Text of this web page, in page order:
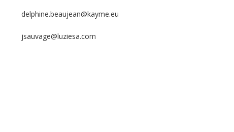
delphine.beaujean@kayme.eu
jsauvage@luziesa.com